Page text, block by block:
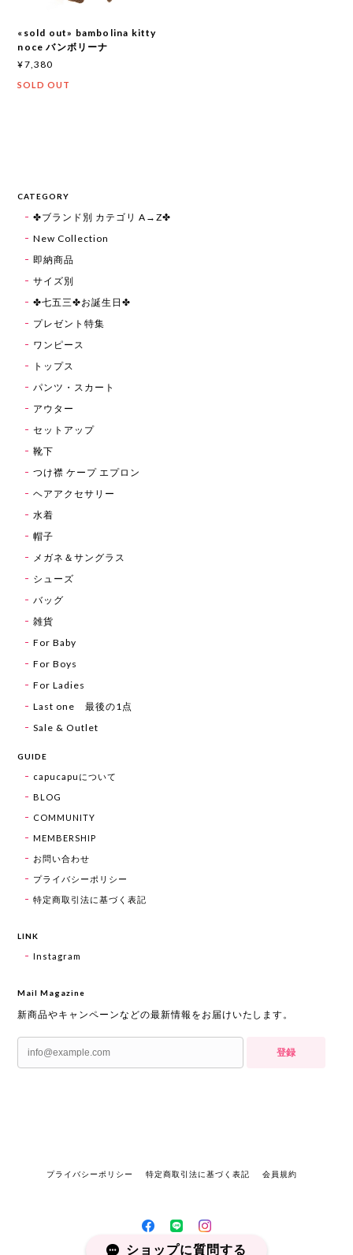
«sold out» bambolina kitty
noce バンボリーナ
¥7,380
SOLD OUT
CATEGORY
✤ブランド別 カテゴリ A→Z✤
New Collection
即納商品
サイズ別
✤七五三✤お誕生日✤
プレゼント特集
ワンピース
トップス
パンツ・スカート
アウター
セットアップ
靴下
つけ襟 ケープ エプロン
ヘアアクセサリー
水着
帽子
メガネ＆サングラス
シューズ
バッグ
雑貨
For Baby
For Boys
For Ladies
Last one 最後の1点
Sale & Outlet
GUIDE
capucapuについて
BLOG
COMMUNITY
MEMBERSHIP
お問い合わせ
プライバシーポリシー
特定商取引法に基づく表記
LINK
Instagram
Mail Magazine
新商品やキャンペーンなどの最新情報をお届けいたします。
登録
プライバシーポリシー 特定商取引法に基づく表記 会員規約
ショップに質問する